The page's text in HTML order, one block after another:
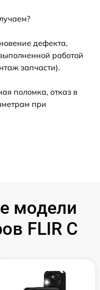
дефекта,
работой
запчасти).
поломка, отказ в
при
модели
FLIR C